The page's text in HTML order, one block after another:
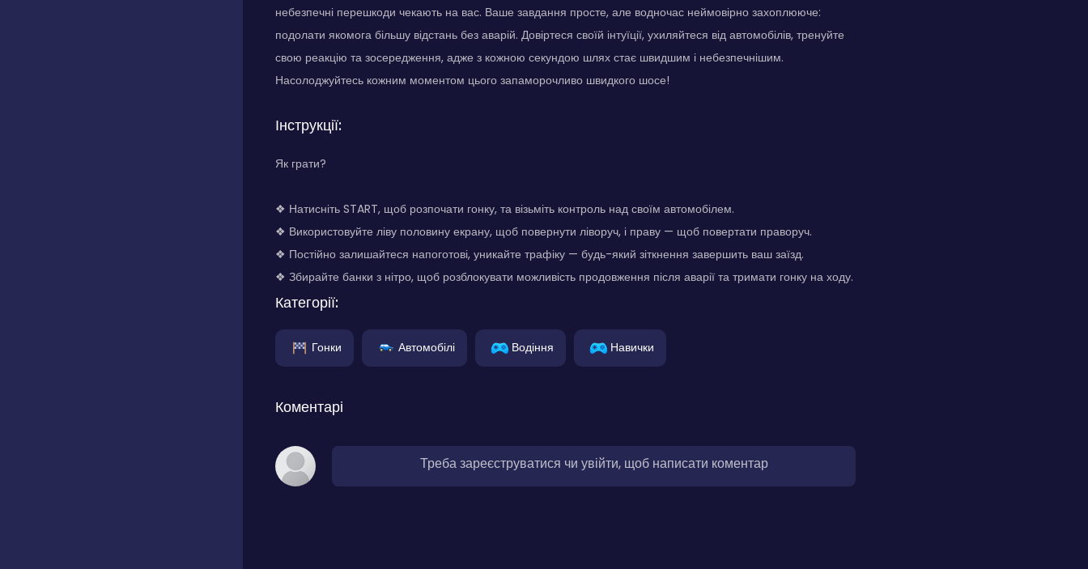
небезпечні перешкоди чекають на вас. Ваше завдання просте, але водночас неймовірно захоплююче:
подолати якомога більшу відстань без аварій. Довіртеся своїй інтуїції, ухиляйтеся від автомобілів, тренуйте
свою реакцію та зосередження, адже з кожною секундою шлях стає швидшим і небезпечнішим.
Насолоджуйтесь кожним моментом цього запаморочливо швидкого шосе!
Інструкції:
Як грати?
❖ Натисніть START, щоб розпочати гонку, та візьміть контроль над своїм автомобілем.
❖ Використовуйте ліву половину екрану, щоб повернути ліворуч, і праву — щоб повертати праворуч.
❖ Постійно залишайтеся напоготові, уникайте трафіку — будь-який зіткнення завершить ваш заїзд.
❖ Збирайте банки з нітро, щоб розблокувати можливість продовження після аварії та тримати гонку на ходу.
Категорії:
Гонки Автомобілі Водіння Навички
Коментарі
Треба зареєструватися чи увійти, щоб написати коментар